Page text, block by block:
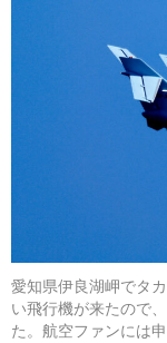
愛知県伊良湖岬でタ
い飛行機が来たので
た。航空ファンには